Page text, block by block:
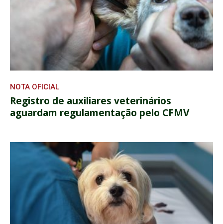
NOTA OFICIAL
Registro de auxiliares veterinários
aguardam regulamentação pelo CFMV